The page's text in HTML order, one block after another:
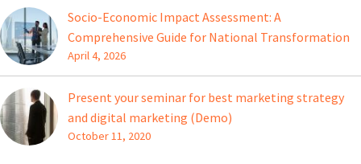
Socio-Economic Impact Assessment: A
Comprehensive Guide for National Transformation
April 4, 2026
Present your seminar for best marketing strategy
and digital marketing (Demo)
October 11, 2020